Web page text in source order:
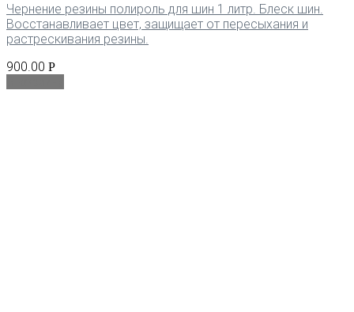
Чернение резины полироль для шин 1 литр. Блеск шин.
Восстанавливает цвет, защищает от пересыхания и
растрескивания резины.
900.00 Р